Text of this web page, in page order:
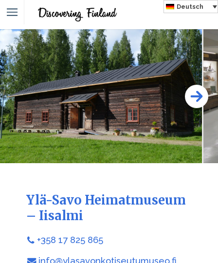
Deutsch
Ylä-Savo Heimatmuseum
– Iisalmi
+358 17 825 865
info@ylasavonkotiseutumuseo.fi